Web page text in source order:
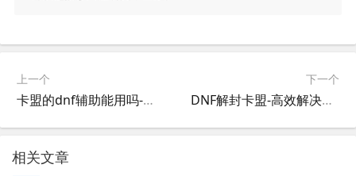
上一个
卡盟的dnf辅助能用吗-卡盟dnf辅助效果如何真实评测
下一个
DNF解封卡盟-高效解决DNF游戏账号封禁问题
相关文章